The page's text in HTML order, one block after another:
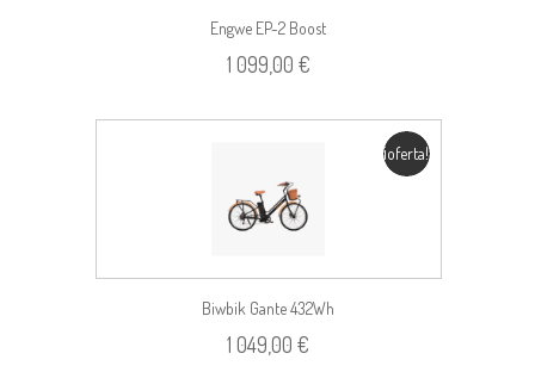
Engwe EP-2 Boost
1 099,00 €
¡oferta!
Biwbik Gante 432Wh
1 049,00 €